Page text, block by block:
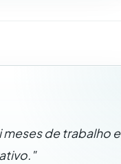
de trabalho e